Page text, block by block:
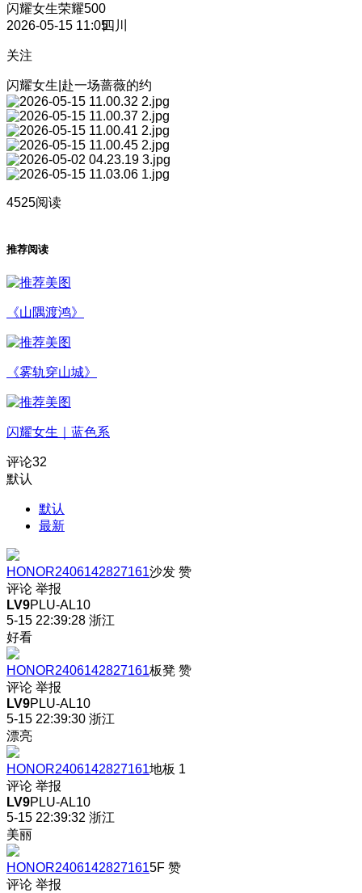
闪耀女生荣耀500
2026-05-15 11:05四川
关注
闪耀女生|赴一场蔷薇的约
4525阅读
推荐阅读
《山隅渡鸿》
《雾轨穿山城》
闪耀女生｜蓝色系
评论32
默认
默认
最新
HONOR2406142827161沙发 赞
评论 举报
LV9PLU-AL10
5-15 22:39:28 浙江
好看
HONOR2406142827161板凳 赞
评论 举报
LV9PLU-AL10
5-15 22:39:30 浙江
漂亮
HONOR2406142827161地板 1
评论 举报
LV9PLU-AL10
5-15 22:39:32 浙江
美丽
HONOR24061428271615F 赞
评论 举报